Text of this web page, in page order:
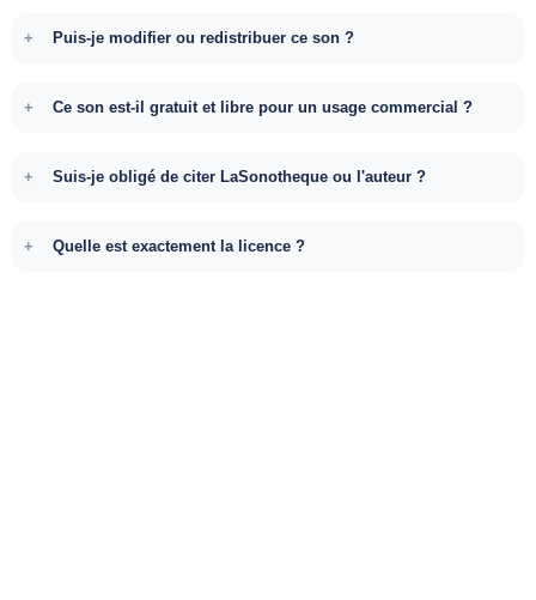
Puis-je modifier ou redistribuer ce son ?
Ce son est-il gratuit et libre pour un usage commercial ?
Suis-je obligé de citer LaSonotheque ou l'auteur ?
Quelle est exactement la licence ?